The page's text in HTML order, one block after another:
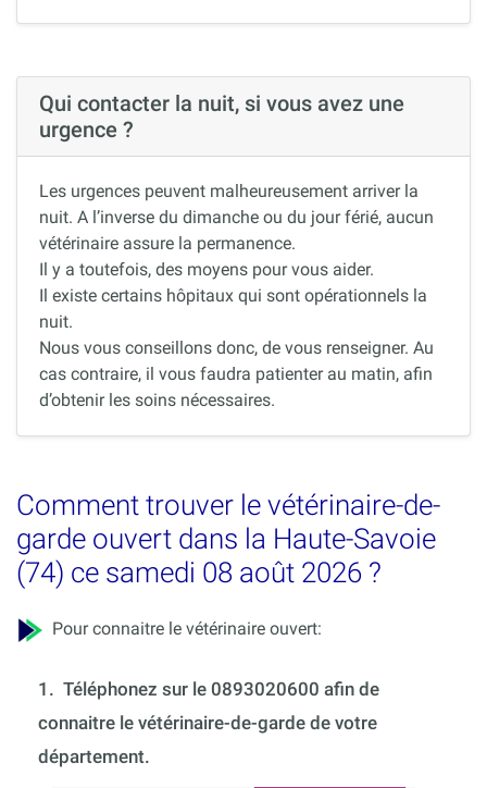
Qui contacter la nuit, si vous avez une
urgence ?
Les urgences peuvent malheureusement arriver la
nuit. A l’inverse du dimanche ou du jour férié, aucun
vétérinaire assure la permanence.
Il y a toutefois, des moyens pour vous aider.
Il existe certains hôpitaux qui sont opérationnels la
nuit.
Nous vous conseillons donc, de vous renseigner. Au
cas contraire, il vous faudra patienter au matin, afin
d’obtenir les soins nécessaires.
Comment trouver le vétérinaire-de-
garde ouvert dans la Haute-Savoie
(74) ce samedi 08 août 2026 ?
Pour connaitre le vétérinaire ouvert:
1. Téléphonez sur le 0893020600 afin de
connaitre le vétérinaire-de-garde de votre
département.